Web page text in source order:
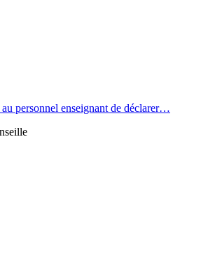
personnel enseignant de déclarer…